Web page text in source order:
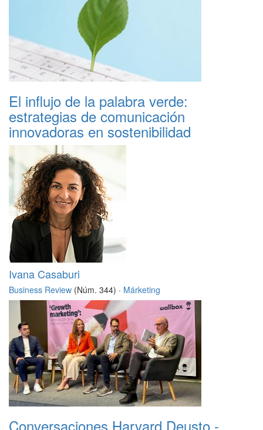
El influjo de la palabra verde:
estrategias de comunicación
innovadoras en sostenibilidad
Ivana Casaburi
Business Review (Núm. 344) · Márketing
Conversaciones Harvard Deusto -